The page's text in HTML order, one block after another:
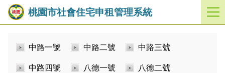
桃園市社會住宅申租管理系統
開
啟
中路一號 中路二號 中路三號
中路四號 八德一號 八德二號